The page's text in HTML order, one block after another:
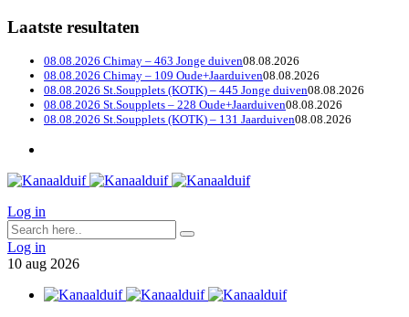
Laatste resultaten
08.08.2026 Chimay – 463 Jonge duiven08.08.2026
08.08.2026 Chimay – 109 Oude+Jaarduiven08.08.2026
08.08.2026 St.Soupplets (KOTK) – 445 Jonge duiven08.08.2026
08.08.2026 St.Soupplets – 228 Oude+Jaarduiven08.08.2026
08.08.2026 St.Soupplets (KOTK) – 131 Jaarduiven08.08.2026
Log in
Log in
10 aug 2026